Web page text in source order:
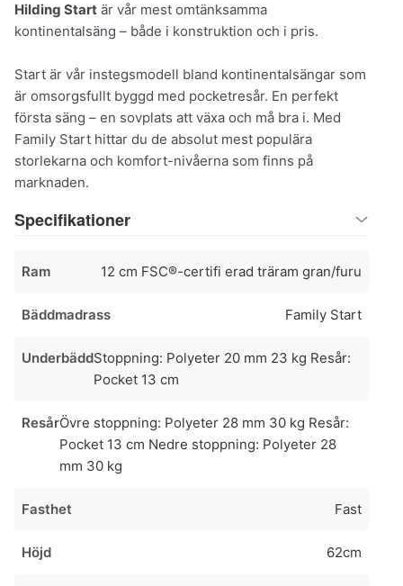
Hilding Start är vår mest omtänksamma
kontinentalsäng – både i konstruktion och i pris.
Start är vår instegsmodell bland kontinentalsängar som
är omsorgsfullt byggd med pocketresår. En perfekt
första säng – en sovplats att växa och må bra i. Med
Family Start hittar du de absolut mest populära
storlekarna och komfort-nivåerna som finns på
marknaden.
Specifikationer
Ram 12 cm FSC®-certifi erad träram gran/furu
Bäddmadrass Family Start
UnderbäddStoppning: Polyeter 20 mm 23 kg Resår:
Pocket 13 cm
ResårÖvre stoppning: Polyeter 28 mm 30 kg Resår:
Pocket 13 cm Nedre stoppning: Polyeter 28
mm 30 kg
Fasthet Fast
Höjd 62cm